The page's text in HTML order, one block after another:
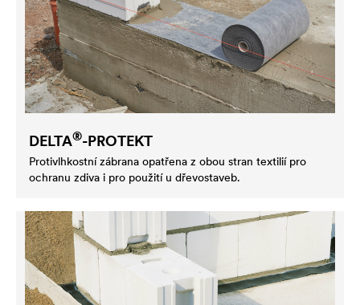
DELTA®-PROTEKT
Protivlhkostní zábrana opatřena z obou stran textilií pro
ochranu zdiva i pro použití u dřevostaveb.